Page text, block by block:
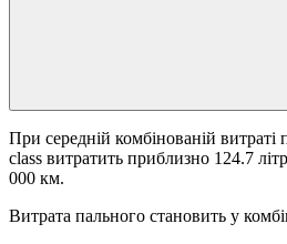
При середній комбінованій витраті
class витратить приблизно 124.7
000 км.
Витрата пального становить у